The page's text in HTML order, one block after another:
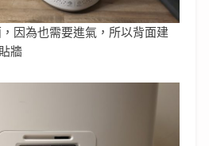
因為也需要進氣，所以背面建
牆